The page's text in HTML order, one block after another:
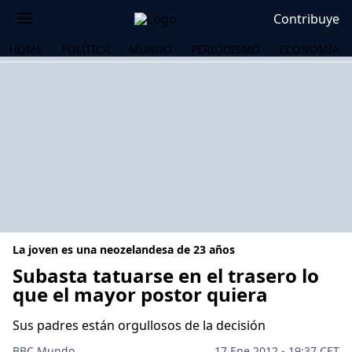
Contribuye
HOME POLÍTICA MUNDO PERIODISMO ECONOMÍA
La joven es una neozelandesa de 23 años
Subasta tatuarse en el trasero lo
que el mayor postor quiera
Sus padres están orgullosos de la decisión